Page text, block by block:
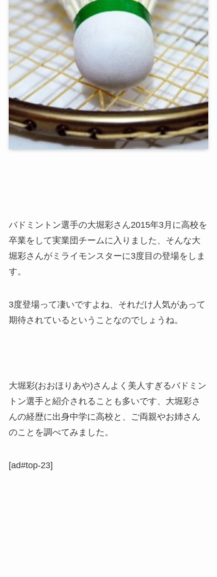
バドミントン選手の大堀彩さん2015年3月に高校を
卒業をして実業団チームに入りました、そんな大
堀彩さんがミライモンスターに3度目の登場をしま
す。
3度登場って凄いですよね、それだけ人気があって
期待されているということなのでしょうね。
大堀彩(おおほりあや)さんよく美人すぎるバドミン
トン選手と紹介されることも多いです、大堀彩さ
んの経歴に出身中学に高校と、ご両親やお姉さん
のことを調べてみました。
[ad#top-23]